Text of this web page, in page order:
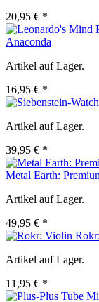
20,95 € *
Anaconda
Artikel auf Lager.
16,95 € *
Artikel auf Lager.
39,95 € *
Metal Earth:
Artikel auf Lager.
49,95 € *
Artikel auf Lager.
11,95 € *